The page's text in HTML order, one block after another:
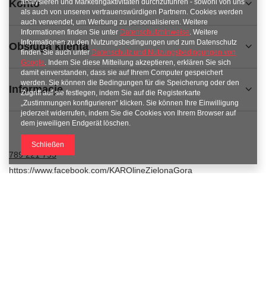
Konto
Obsługa klienta
Informacje
789 221 795
https://www.facebook.com/KAROlineZielonaGora
analysieren und Marketingaktivitäten durchzuführen - sowohl von uns
als auch von unseren vertrauenswürdigen Partnern. Cookies werden
auch verwendet, um Werbung zu personalisieren. Weitere
Informationen finden Sie unter Datenschutzhinweise. Weitere
Informationen zu den Nutzungsbedingungen und zum Datenschutz
finden Sie auch unter Datenschutz und Nutzungsbedingungen von
Google. Indem Sie diese Mitteilung akzeptieren, erklären Sie sich
damit einverstanden, dass sie auf Ihrem Computer gespeichert
werden. Sie können die Bedingungen für die Speicherung oder den
Zugriff auf sie festlegen, indem Sie auf die Registerkarte
„Zustimmungen konfigurieren“ klicken. Sie können Ihre Einwilligung
jederzeit widerrufen, indem Sie die Cookies von Ihrem Browser auf
dem jeweiligen Endgerät löschen.
Schließen